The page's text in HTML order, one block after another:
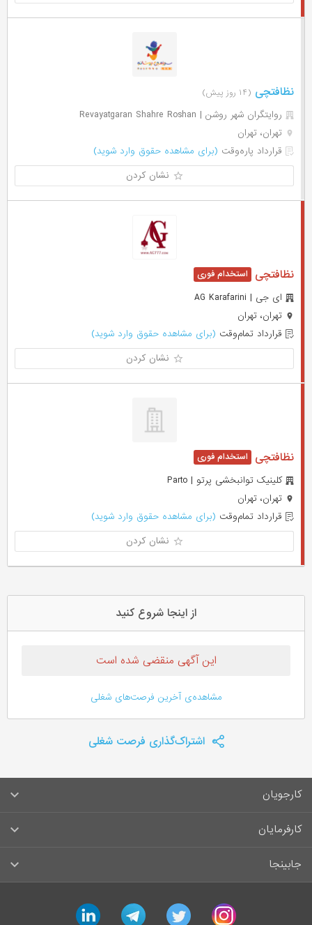
نظافتچی (۱۴ روز پیش)
روایتگران شهر روشن | Revayatgaran Shahre Roshan
تهران، تهران
قرارداد پاره‌وقت (برای مشاهده حقوق وارد شوید)
نشان کردن
نظافتچی
ای جی | AG Karafarini
تهران، تهران
قرارداد تمام‌وقت (برای مشاهده حقوق وارد شوید)
نشان کردن
نظافتچی
کلینیک توانبخشی پرتو | Parto
تهران، تهران
قرارداد تمام‌وقت (برای مشاهده حقوق وارد شوید)
نشان کردن
از اینجا شروع کنید
این آگهی منقضی شده است
مشاهده‌ی آخرین فرصت‌های شغلی
اشتراک‌گذاری فرصت شغلی
کارجویان
سوالات متداول کارجویان
لیست مشاغل
آگهی‌های استخدام
کارفرمایان
راهنمای ثبت آگهی استخدام
قوانین و مقررات کارفرمایان
جابینجا
instagram
twitter
telegram
linkedin